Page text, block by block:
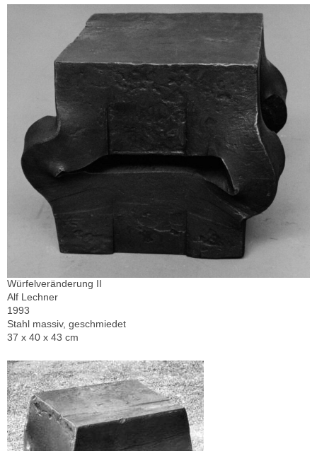
Würfelveränderung II
Alf Lechner
1993
Stahl massiv, geschmiedet
37 x 40 x 43 cm